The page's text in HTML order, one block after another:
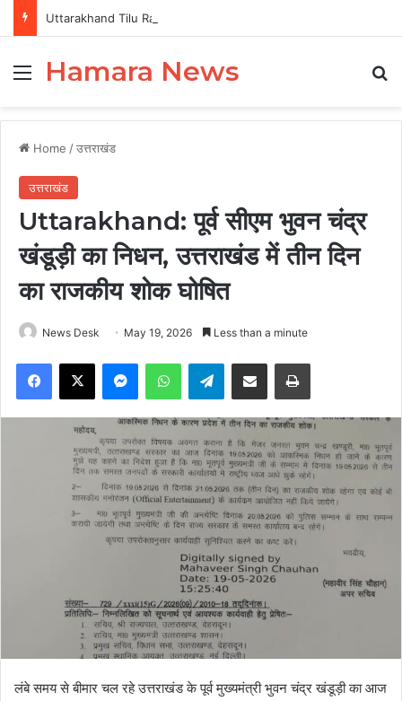
MenuHamara News
Home /उत्तराखंड
उत्तराखंड
Uttarakhand: पूर्व सीएम भुवन चंद्र
खंडूड़ी का निधन, उत्तराखंड में तीन दिन
का राजकीय शोक घोषित
News Desk May 19, 2026 Less than a minute
Facebook
X MessengerWhatsAppTelegramShare via Email Print
लंबे समय से बीमार चल रहे उत्तराखंड के पूर्व मुख्यमंत्री भुवन चंद्र खंडूड़ी का आज